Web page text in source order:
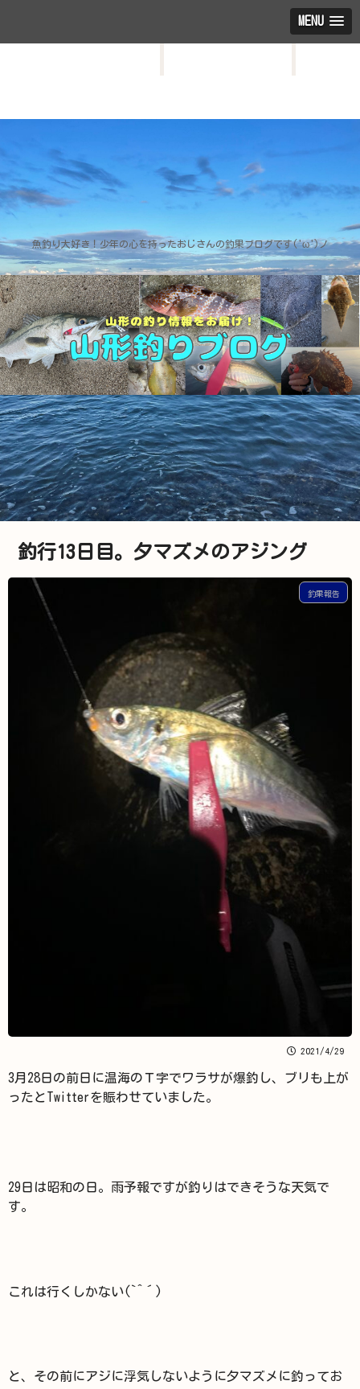
MENU
魚釣り大好き！少年の心を持ったおじさんの釣果ブログです('ω')ノ
釣行13日目。夕マズメのアジング
釣果報告
2021/4/29
3月28日の前日に温海のＴ字でワラサが爆釣し、ブリも上が
ったとTwitterを賑わせていました。
29日は昭和の日。雨予報ですが釣りはできそうな天気で
す。
これは行くしかない(`^´)
と、その前にアジに浮気しないように夕マズメに釣ってお